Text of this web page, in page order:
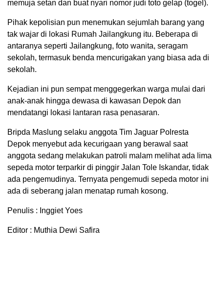
memuja setan dan buat nyari nomor judi toto gelap (togel).
Pihak kepolisian pun menemukan sejumlah barang yang
tak wajar di lokasi Rumah Jailangkung itu. Beberapa di
antaranya seperti Jailangkung, foto wanita, seragam
sekolah, termasuk benda mencurigakan yang biasa ada di
sekolah.
Kejadian ini pun sempat menggegerkan warga mulai dari
anak-anak hingga dewasa di kawasan Depok dan
mendatangi lokasi lantaran rasa penasaran.
Bripda Maslung selaku anggota Tim Jaguar Polresta
Depok menyebut ada kecurigaan yang berawal saat
anggota sedang melakukan patroli malam melihat ada lima
sepeda motor terparkir di pinggir Jalan Tole Iskandar, tidak
ada pengemudinya. Ternyata pengemudi sepeda motor ini
ada di seberang jalan menatap rumah kosong.
Penulis : Inggiet Yoes
Editor : Muthia Dewi Safira